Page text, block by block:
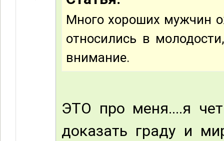
Много хороших мужчин
относились в
внимание.
ЭТО про меня....я
доказать граду и